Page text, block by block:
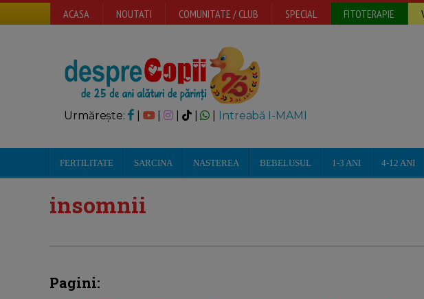
ACASA NOUTATI COMUNITATE / CLUB SPECIAL FITOTERAPIE
Urmărește: | | Intreabă I-MAMI
FERTILITATE SARCINA NASTEREA BEBELUSUL 1-3 ANI 4-12 ANI
insomnii
Pagini: